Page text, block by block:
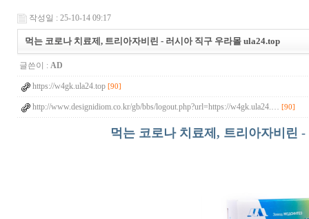
작성일 : 25-10-14 09:17
먹는 코로나 치료제, 트리아자비린 - 러시아 직구 우라몰 ula24.top
글쓴이 : AD
https://w4gk.ula24.top [90]
http://www.designidiom.co.kr/gb/bbs/logout.php?url=https://w4gk.ula24.… [90]
먹는 코로나 치료제, 트리아자비린